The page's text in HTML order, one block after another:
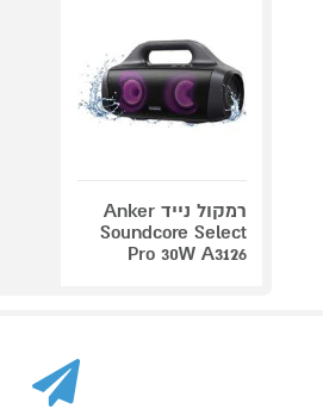
רמקול נייד Anker
Soundcore Select
Pro 30W A3126